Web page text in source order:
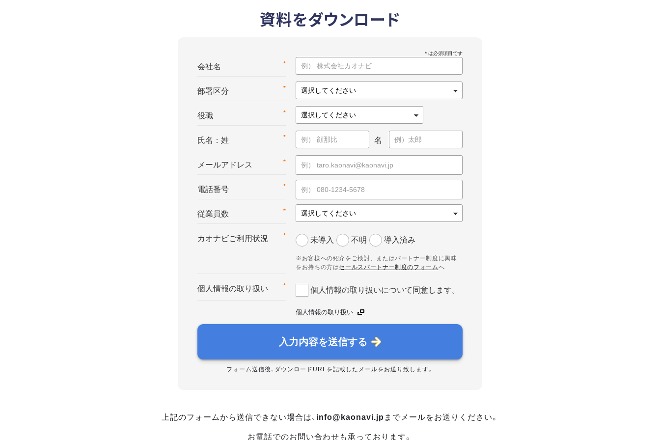
資料をダウンロード
*
会社名
*
部署区分
*
役職
*
氏名：姓 名
*
メールアドレス
*
電話番号
*
従業員数
*
カオナビご利用状況 未導入 不明 導入済み
※お客様への紹介をご検討、またはパートナー制度に興味
をお持ちの方はセールスパートナー制度のフォームへ
*
個人情報の取り扱い 個人情報の取り扱いについて同意します。
個人情報の取り扱い
入力内容を送信する
フォーム送信後、ダウンロードURLを記載したメールをお送り致します。
上記のフォームから送信できない場合は、 info@kaonavi.jp までメールをお送りください。
お電話でのお問い合わせも承っております。